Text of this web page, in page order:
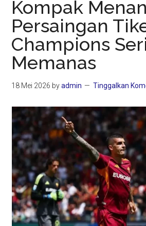
Kompak
Persaingan
Champions
Memanas
18 Mei 2026 byadmin Tinggalkan